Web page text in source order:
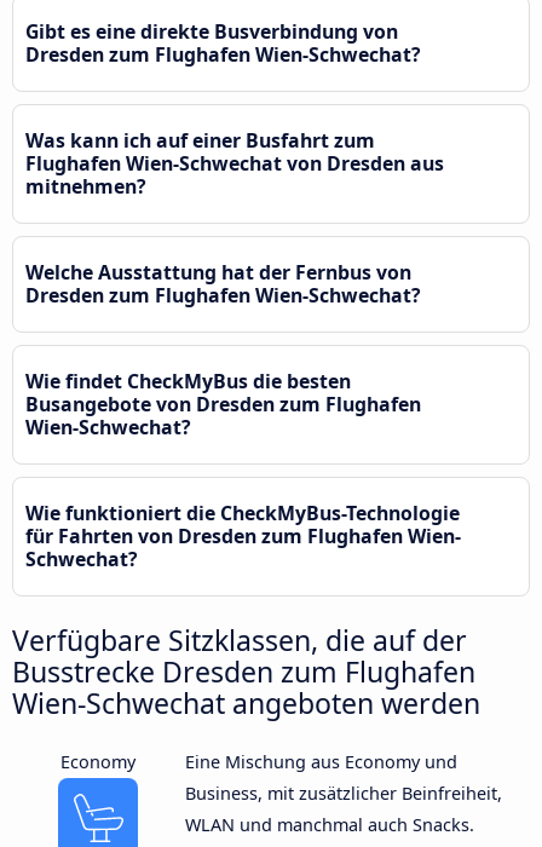
Gibt es eine direkte Busverbindung von
Dresden zum Flughafen Wien-Schwechat?
Was kann ich auf einer Busfahrt zum
Flughafen Wien-Schwechat von Dresden aus
mitnehmen?
Welche Ausstattung hat der Fernbus von
Dresden zum Flughafen Wien-Schwechat?
Wie findet CheckMyBus die besten
Busangebote von Dresden zum Flughafen
Wien-Schwechat?
Wie funktioniert die CheckMyBus-Technologie
für Fahrten von Dresden zum Flughafen Wien-
Schwechat?
Verfügbare Sitzklassen, die auf der
Busstrecke Dresden zum Flughafen
Wien-Schwechat angeboten werden
Economy
Eine Mischung aus Economy und
Business, mit zusätzlicher Beinfreiheit,
WLAN und manchmal auch Snacks.